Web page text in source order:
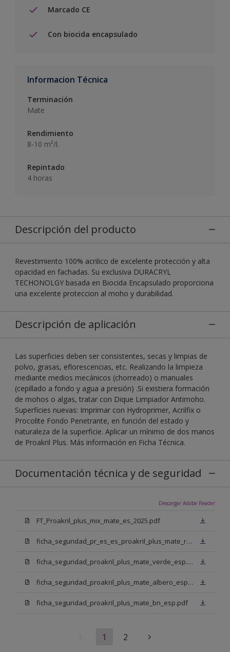
Marcado CE
Con biocida encapsulado
Informacion Técnica
Terminación
Mate
Rendimiento
8-10 m²/l.
Repintado
4 horas
Descripción del producto
Revestimiento 100% acrilico de excelente protección y alta
opacidad en fachadas. Su exclusiva DURACRYL
TECHONOLGY basada en Biocida Encapsulado proporciona
una excelente proteccion al moho y durabilidad.
Descripción de aplicación
Las superficies deben ser consistentes, secas y limpias de
polvo, grasas, eflorescencias, etc. Realizando la limpieza
mediante medios mecánicos (chorreado) o manuales
(cepillado a fondo y agua a presión) .Si existiera formación
de mohos o algas, tratar con Dique Limpiador Antimoho.
Superficies nuevas: Imprimar con Hydroprimer, Acrilfix o
Procolite Fondo Penetrante, en función del estado y
naturaleza de la superficie. Aplicar un mínimo de dos manos
de Proakril Plus. Más información en Ficha Técnica.
Documentación técnica y de seguridad
Descargar Adobe Reader
FT_Proakril_plus_mix_mate_es_2025.pdf
ficha_seguridad_pr_es_es_proakril_plus_mate_rojo_ingles.pdf
ficha_seguridad_proakril_plus_mate_verde_esp.pdf
ficha_seguridad_proakril_plus_mate_albero_esp.pdf
ficha_seguridad_proakril_plus_mate_bn_esp.pdf
1 2